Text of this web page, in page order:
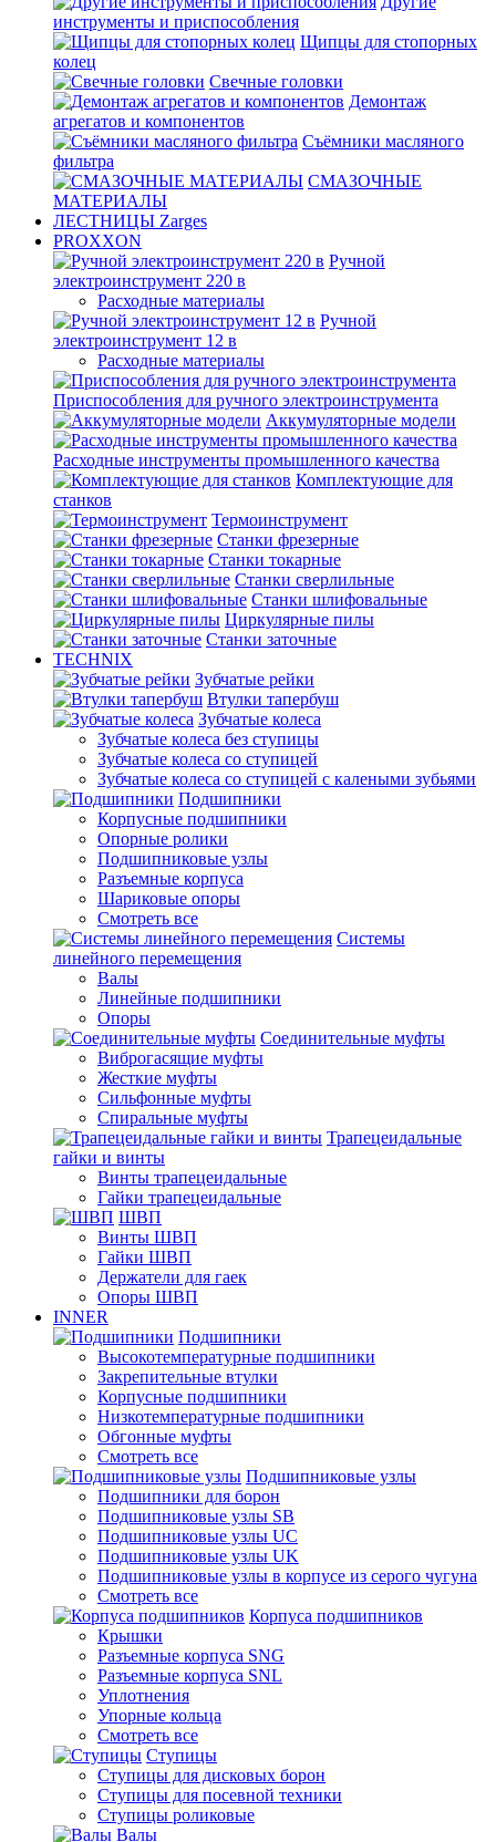
инструменты и приспособления
Щипцы для стопорных
колец
Свечные головки
Демонтаж
агрегатов и компонентов
Съёмники масляного
фильтра
СМАЗОЧНЫЕ
МАТЕРИАЛЫ
ЛЕСТНИЦЫ Zarges
PROXXON
Ручной
электроинструмент 220 в
Расходные материалы
Ручной
электроинструмент 12 в
Расходные материалы
Приспособления для ручного электроинструмента
Аккумуляторные модели
Расходные инструменты промышленного качества
Комплектующие для
станков
Термоинструмент
Станки фрезерные
Станки токарные
Станки сверлильные
Станки шлифовальные
Циркулярные пилы
Станки заточные
TECHNIX
Зубчатые рейки
Втулки тапербуш
Зубчатые колеса
Зубчатые колеса без ступицы
Зубчатые колеса со ступицей
Зубчатые колеса со ступицей с калеными зубьями
Подшипники
Корпусные подшипники
Опорные ролики
Подшипниковые узлы
Разъемные корпуса
Шариковые опоры
Смотреть все
Системы
линейного перемещения
Валы
Линейные подшипники
Опоры
Соединительные муфты
Виброгасящие муфты
Жесткие муфты
Сильфонные муфты
Спиральные муфты
Трапецеидальные
гайки и винты
Винты трапецеидальные
Гайки трапецеидальные
ШВП
Винты ШВП
Гайки ШВП
Держатели для гаек
Опоры ШВП
INNER
Подшипники
Высокотемпературные подшипники
Закрепительные втулки
Корпусные подшипники
Низкотемпературные подшипники
Обгонные муфты
Смотреть все
Подшипниковые узлы
Подшипники для борон
Подшипниковые узлы SB
Подшипниковые узлы UC
Подшипниковые узлы UK
Подшипниковые узлы в корпусе из серого чугуна
Смотреть все
Корпуса подшипников
Крышки
Разъемные корпуса SNG
Разъемные корпуса SNL
Уплотнения
Упорные кольца
Смотреть все
Ступицы
Ступицы для дисковых борон
Ступицы для посевной техники
Ступицы роликовые
Валы